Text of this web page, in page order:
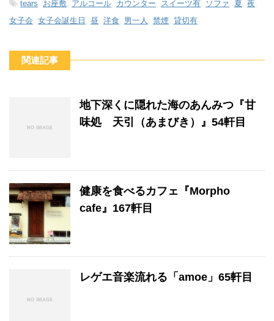
-tears お座敷 アルコール カウンター スイーツ有 ソファ 夏 夜
女子会 女子会誕生日 昼 洋食 男一人 禁煙 貸切有
関連記事
地下深くに隠れた海のあんみつ『甘
味処 天引（あまびき）』54軒目
健康を食べるカフェ『Morpho
cafe』167軒目
レゲエ音楽流れる「amoe」65軒目